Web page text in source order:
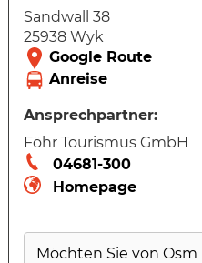
Sandwall 38
25938 Wyk
Ansprechpartner:
Föhr Tourismus GmbH
04681-300
Homepage
Möchten Sie vonOsm